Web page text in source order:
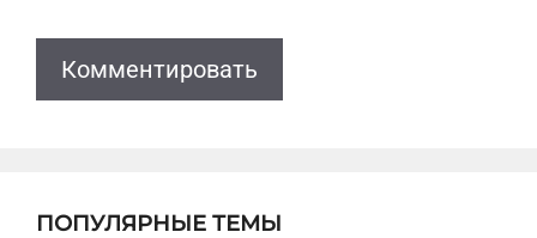
ПОПУЛЯРНЫЕ ТЕМЫ